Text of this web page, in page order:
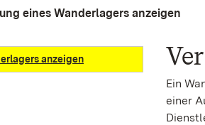
eines Wanderlagers anzeigen
anzeigen
Ein
einer